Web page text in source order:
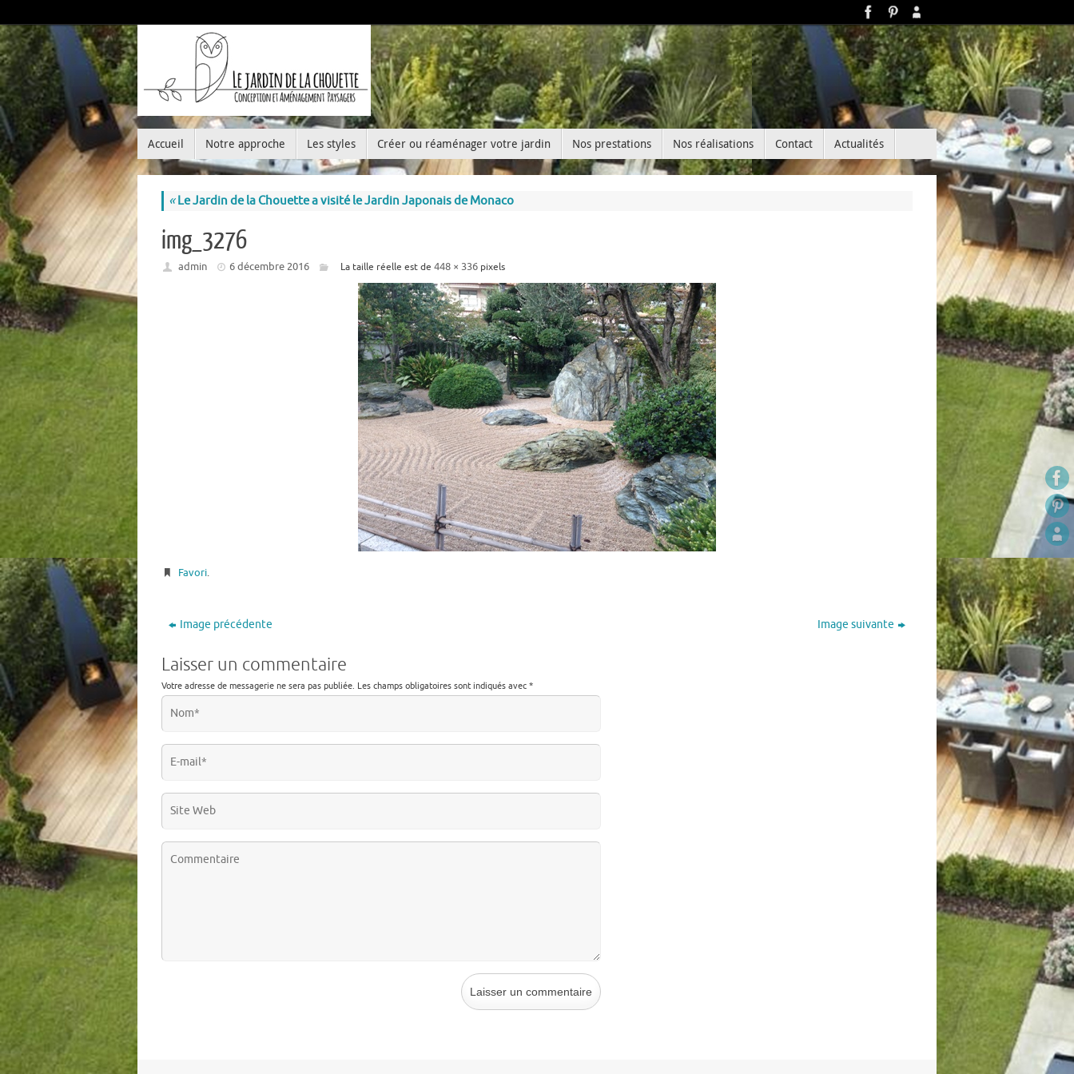
Accueil Notre approche Les styles Créer ou réaménager votre jardin Nos prestations Nos réalisations Contact Actualités
«Le Jardin de la Chouette a visité le Jardin Japonais de Monaco
img_3276
admin 6 décembre 2016 La taille réelle est de 448 × 336pixels
Favori.
Image précédente Image suivante
Laisser un commentaire
Votre adresse de messagerie ne sera pas publiée. Les champs obligatoires sont indiqués avec *